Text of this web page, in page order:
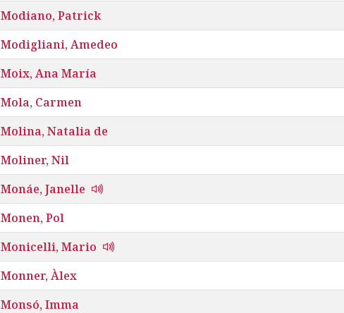
Modiano, Patrick
Modigliani, Amedeo
Moix, Ana María
Mola, Carmen
Molina, Natalia de
Moliner, Nil
Monáe, Janelle
Monen, Pol
Monicelli, Mario
Monner, Àlex
Monsó, Imma